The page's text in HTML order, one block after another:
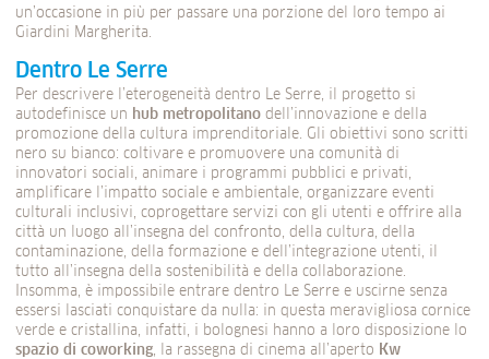
un’occasione in più per passare una porzione del loro tempo ai
Giardini Margherita.
Dentro Le Serre
Per descrivere l’eterogeneità dentro Le Serre, il progetto si
autodefinisce un hub metropolitano dell’innovazione e della
promozione della cultura imprenditoriale. Gli obiettivi sono scritti
nero su bianco: coltivare e promuovere una comunità di
innovatori sociali, animare i programmi pubblici e privati,
amplificare l’impatto sociale e ambientale, organizzare eventi
culturali inclusivi, coprogettare servizi con gli utenti e offrire alla
città un luogo all’insegna del confronto, della cultura, della
contaminazione, della formazione e dell’integrazione utenti, il
tutto all’insegna della sostenibilità e della collaborazione.
Insomma, è impossibile entrare dentro Le Serre e uscirne senza
essersi lasciati conquistare da nulla: in questa meravigliosa cornice
verde e cristallina, infatti, i bolognesi hanno a loro disposizione lo
spazio di coworking, la rassegna di cinema all’aperto Kw